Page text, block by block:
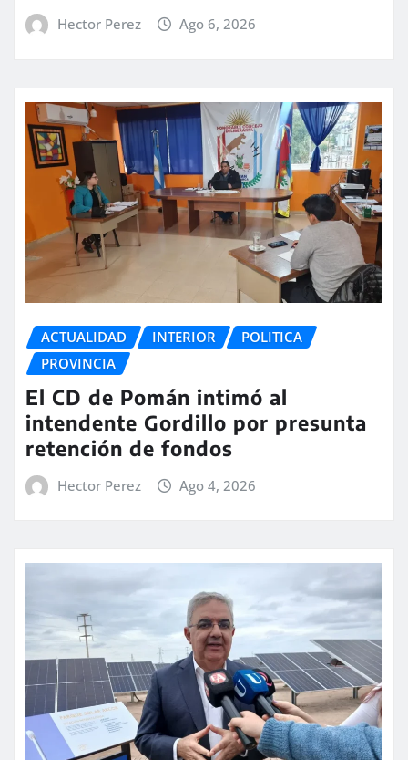
Hector Perez Ago 6, 2026
ACTUALIDAD INTERIOR
POLITICA
PROVINCIA
El CD de Pomán intimó al
intendente Gordillo por presunta
retención de fondos
Hector Perez Ago 4, 2026